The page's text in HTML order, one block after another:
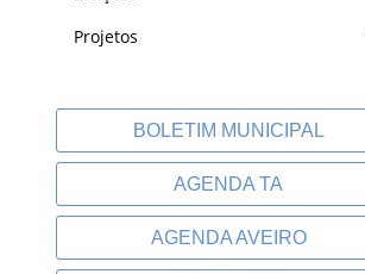
Projetos
BOLETIM MUNICIPAL
AGENDA TA
AGENDA AVEIRO